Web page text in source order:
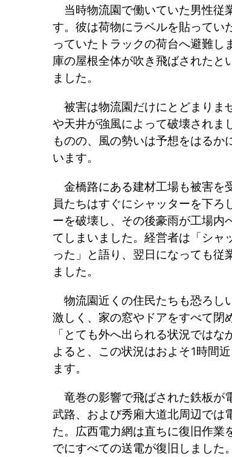
当時物流園で働いていた男性従
す。彼は荷物にラベルを貼ってい
っていたトラックの荷台へ避難
庫の屋根全体が吹き飛ばされたと
ました。
被害は物流園だけにとどまりま
や天井が強風によって破壊されま
ものの、風の勢いは予想をはる
います。
金橋路にある建材工場も被害を
員たちはすぐにシャッターを下
ーを破壊し、その後豪雨が工場内
てしまいました。経営者は「シ
った」と語り、翌日になっても
ました。
物流園近くの住民たちも恐ろし
激しく、家の窓やドアをすべて閉
「とても外へ出られる状況では
よると、この状況はおよそ1時間
ます。
竜巻の影響で飛ばされた鉄板が
武路、および秀廂大道北周辺では
た。広西電力網は直ちに復旧作業
でにすべての送電が復旧しました。